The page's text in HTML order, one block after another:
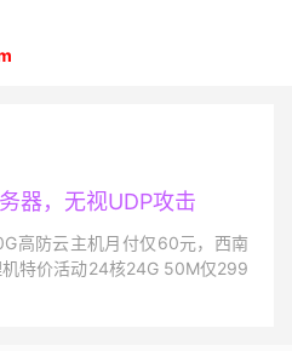
器，无视UDP攻击
高防云主机月付仅60元，西南
特价活动24核24G 50M仅299